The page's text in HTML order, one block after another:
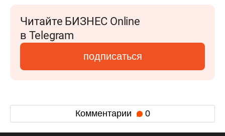
Читайте БИЗНЕС Online
в Telegram
подписаться
Комментарии 0